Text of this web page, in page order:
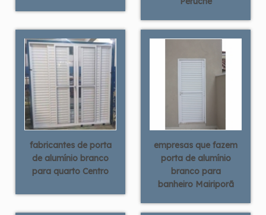
fabricantes de porta
de alumínio branco
para quarto Centro
empresas que fazem
porta de alumínio
branco para
banheiro Mairiporã